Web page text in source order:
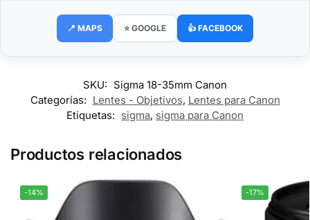
📍 MAPS ⭐ GOOGLE 👍 FACEBOOK
SKU: Sigma 18-35mm Canon
Categorías: Lentes - Objetivos, Lentes para Canon
Etiquetas: sigma, sigma para Canon
Productos relacionados
-14% -17%